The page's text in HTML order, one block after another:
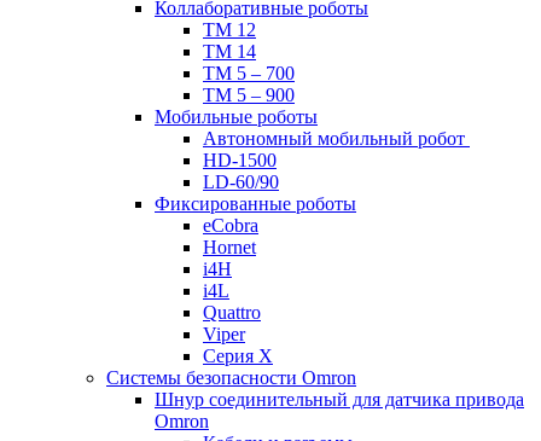
Коллаборативные роботы
TM 12
TM 14
TM 5 – 700
TM 5 – 900
Мобильные роботы
Автономный мобильный робот
HD-1500
LD-60/90
Фиксированные роботы
eCobra
Hornet
i4H
i4L
Quattro
Viper
Серия X
Системы безопасности Omron
Шнур соединительный для датчика привода
Omron